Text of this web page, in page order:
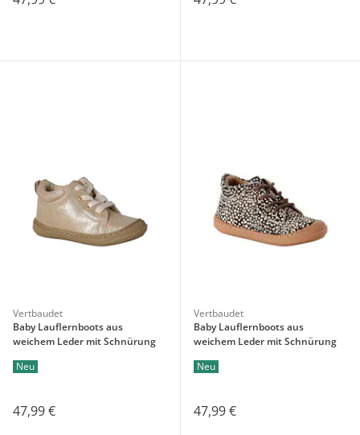
Vertbaudet
Baby Lauflernboots aus
weichem Leder mit Schnürung
Neu
47,99 €
Vertbaudet
Baby Lauflernboots aus
weichem Leder mit Schnürung
Neu
47,99 €